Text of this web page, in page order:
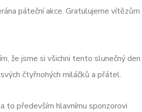
páteční akce. Gratulujeme vítězům
že jsme si všichni tento slunečný den
čtyřnohých miláčků a přátel.
to především hlavnímu sponzorovi